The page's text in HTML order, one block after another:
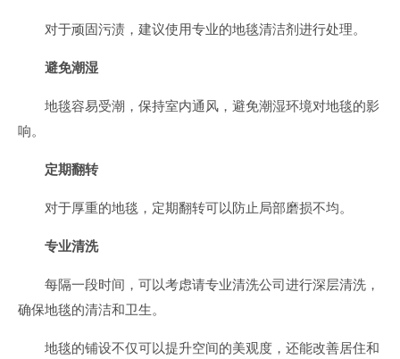
对于顽固污渍，建议使用专业的地毯清洁剂进行处理。
避免潮湿
地毯容易受潮，保持室内通风，避免潮湿环境对地毯的影
响。
定期翻转
对于厚重的地毯，定期翻转可以防止局部磨损不均。
专业清洗
每隔一段时间，可以考虑请专业清洗公司进行深层清洗，
确保地毯的清洁和卫生。
地毯的铺设不仅可以提升空间的美观度，还能改善居住和